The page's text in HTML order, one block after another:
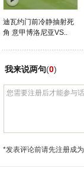
迪瓦约门前冷静抽射死
角 意甲博洛尼亚VS..
我来说两句(0)
*发表评论前请先注册成